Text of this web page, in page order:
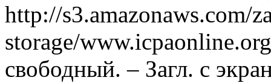
http://s3.amazonaws.com/
storage/
свободный. – Загл. с